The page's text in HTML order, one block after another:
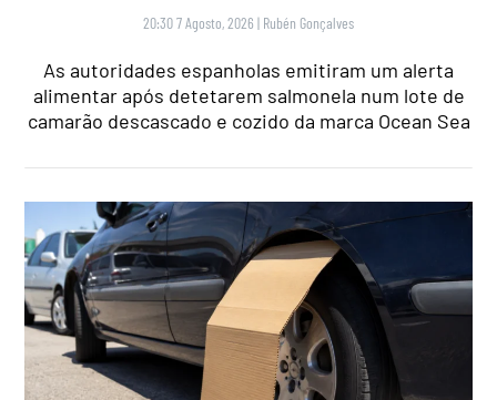
20:30 7 Agosto, 2026 | Rubén Gonçalves
As autoridades espanholas emitiram um alerta
alimentar após detetarem salmonela num lote de
camarão descascado e cozido da marca Ocean Sea